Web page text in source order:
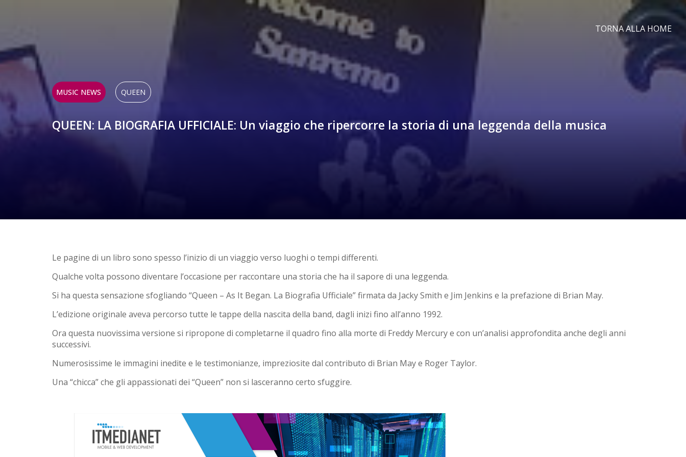
TORNA ALLA HOME
MUSIC NEWS QUEEN
QUEEN: LA BIOGRAFIA UFFICIALE: Un viaggio che ripercorre la storia di una leggenda della musica
Le pagine di un libro sono spesso l’inizio di un viaggio verso luoghi o tempi differenti.
Qualche volta possono diventare l’occasione per raccontare una storia che ha il sapore di una leggenda.
Si ha questa sensazione sfogliando “Queen – As It Began. La Biografia Ufficiale” firmata da Jacky Smith e Jim Jenkins e la prefazione di Brian May.
L’edizione originale aveva percorso tutte le tappe della nascita della band, dagli inizi fino all’anno 1992.
Ora questa nuovissima versione si ripropone di completarne il quadro fino alla morte di Freddy Mercury e con un’analisi approfondita anche degli anni
successivi.
Numerosissime le immagini inedite e le testimonianze, impreziosite dal contributo di Brian May e Roger Taylor.
Una “chicca” che gli appassionati dei “Queen” non si lasceranno certo sfuggire.